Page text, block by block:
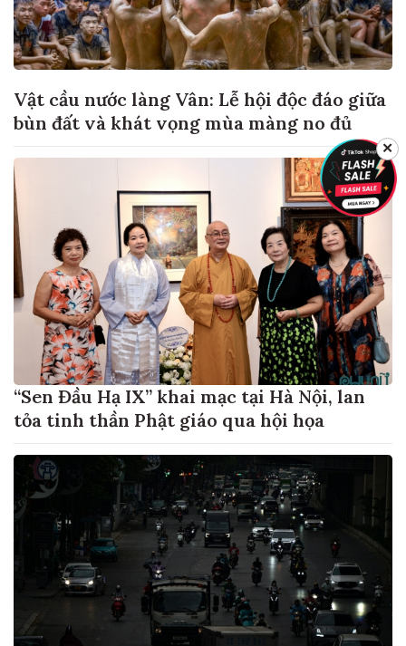
Vật cầu nước làng Vân: Lễ hội độc đáo giữa
bùn đất và khát vọng mùa màng no đủ
“Sen Đầu Hạ IX” khai mạc tại Hà Nội, lan
tỏa tinh thần Phật giáo qua hội họa
✕